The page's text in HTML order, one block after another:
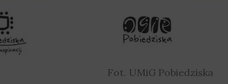
Fot. UMiG Pobiedziska